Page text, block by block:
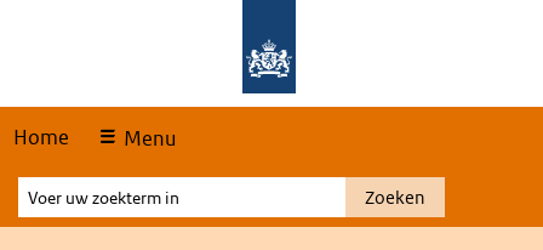
Home Menu
Voer
uw
Zoeken